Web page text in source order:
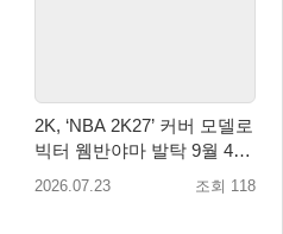
2K, ‘NBA 2K27’ 커버 모델로
빅터 웸반야마 발탁 9월 4일
전 세계 출시!
2026.07.23 조회 118